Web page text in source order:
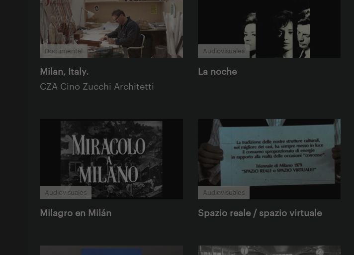
Documental
Milan, Italy.
CZA Cino Zucchi Architetti
Audiovisuales
La noche
Audiovisuales
Milagro en Milán
Audiovisuales
Spazio reale / spazio virtuale